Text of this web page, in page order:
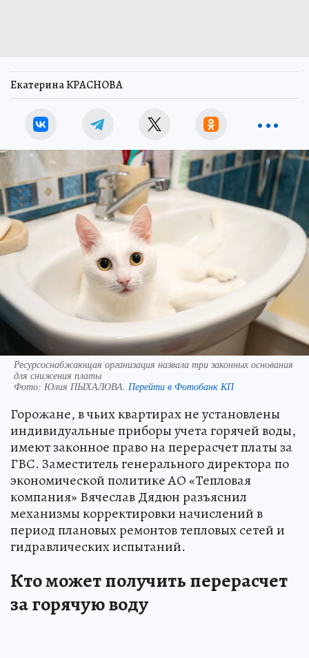
Екатерина КРАСНОВА
Ресурсоснабжающая организация назвала три законных основания
для снижения платы
Фото: Юлия ПЫХАЛОВА. Перейти в Фотобанк КП
Горожане, в чьих квартирах не установлены
индивидуальные приборы учета горячей воды,
имеют законное право на перерасчет платы за
ГВС. Заместитель генерального директора по
экономической политике АО «Тепловая
компания» Вячеслав Дядюн разъяснил
механизмы корректировки начислений в
период плановых ремонтов тепловых сетей и
гидравлических испытаний.
Кто может получить перерасчет
за горячую воду